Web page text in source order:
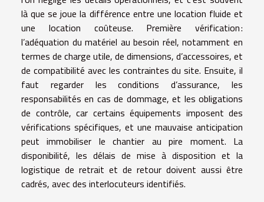
là que se joue la différence entre une location fluide et
une location coûteuse. Première vérification :
l’adéquation du matériel au besoin réel, notamment en
termes de charge utile, de dimensions, d’accessoires, et
de compatibilité avec les contraintes du site. Ensuite, il
faut regarder les conditions d’assurance, les
responsabilités en cas de dommage, et les obligations
de contrôle, car certains équipements imposent des
vérifications spécifiques, et une mauvaise anticipation
peut immobiliser le chantier au pire moment. La
disponibilité, les délais de mise à disposition et la
logistique de retrait et de retour doivent aussi être
cadrés, avec des interlocuteurs identifiés.